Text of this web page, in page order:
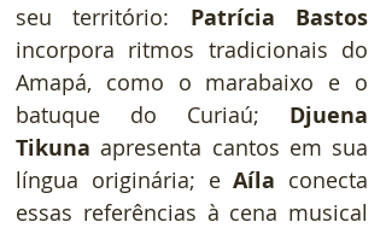
seu território: Patrícia Bastos
incorpora ritmos tradicionais do
Amapá, como o marabaixo e o
batuque do Curiaú; Djuena
Tikuna apresenta cantos em sua
língua originária; e Aíla conecta
essas referências à cena musical